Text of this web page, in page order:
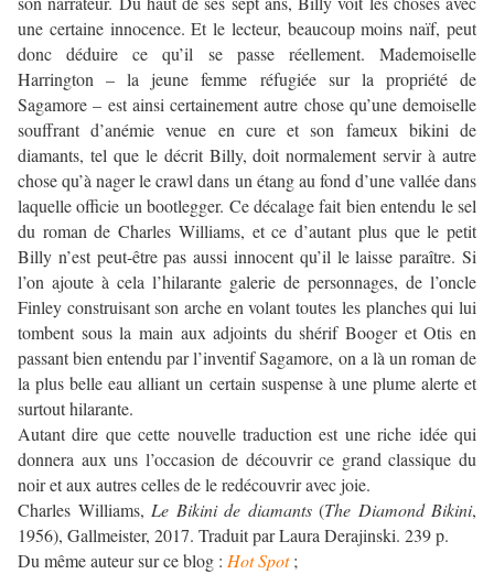
une certaine innocence. Et le lecteur, beaucoup moins naïf, peut
donc déduire ce qu’il se passe réellement. Mademoiselle
Harrington – la jeune femme réfugiée sur la propriété de
Sagamore – est ainsi certainement autre chose qu’une demoiselle
souffrant d’anémie venue en cure et son fameux bikini de
diamants, tel que le décrit Billy, doit normalement servir à autre
chose qu’à nager le crawl dans un étang au fond d’une vallée dans
laquelle officie un bootlegger. Ce décalage fait bien entendu le sel
du roman de Charles Williams, et ce d’autant plus que le petit
Billy n’est peut-être pas aussi innocent qu’il le laisse paraître. Si
l’on ajoute à cela l’hilarante galerie de personnages, de l’oncle
Finley construisant son arche en volant toutes les planches qui lui
tombent sous la main aux adjoints du shérif Booger et Otis en
passant bien entendu par l’inventif Sagamore, on a là un roman de
la plus belle eau alliant un certain suspense à une plume alerte et
surtout hilarante.
Autant dire que cette nouvelle traduction est une riche idée qui
donnera aux uns l’occasion de découvrir ce grand classique du
noir et aux autres celles de le redécouvrir avec joie.
Charles Williams, Le Bikini de diamants(The Diamond Bikini,
1956), Gallmeister, 2017. Traduit par Laura Derajinski. 239 p.
Du même auteur sur ce blog : Hot Spot;